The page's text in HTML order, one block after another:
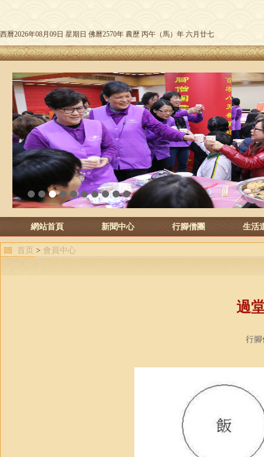
西曆2026年08月09日 星期日 佛曆2570年 農歷 丙午（馬）年 六月廿七
1 2 3 4 5 6 7 8 9 10
網站首頁 新聞中心 行腳僧團 生活
首页 > 會員中心
過
行腳